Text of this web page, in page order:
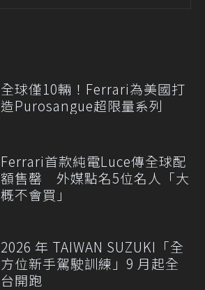
全球僅10輛！Ferrari為美國打
造Purosangue超限量系列
Ferrari首款純電Luce傳全球配
額售罄 外媒點名5位名人「大
概不會買」
2026 年 TAIWAN SUZUKI「全
方位新手駕駛訓練」9 月起全
台開跑